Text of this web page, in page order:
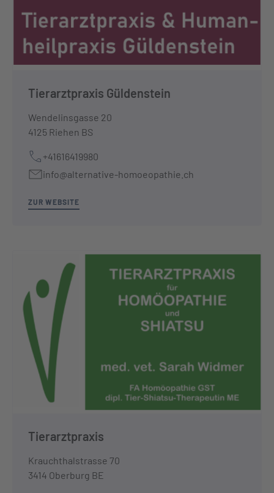
Tierarztpraxis Güldenstein
Wendelinsgasse 20
4125 Riehen BS
+41616419980
info@alternative-homoeopathie.ch
ZUR WEBSITE
Tierarztpraxis
Krauchthalstrasse 70
3414 Oberburg BE